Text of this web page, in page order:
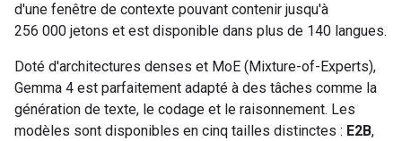
d'une fenêtre de contexte pouvant contenir jusqu'à
256 000 jetons et est disponible dans plus de 140 langues.
Doté d'architectures denses et MoE (Mixture-of-Experts),
Gemma 4 est parfaitement adapté à des tâches comme la
génération de texte, le codage et le raisonnement. Les
modèles sont disponibles en cinq tailles distinctes : E2B,